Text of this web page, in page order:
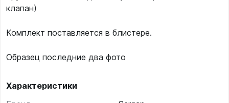
клапан)
Комплект поставляется в блистере.
Образец последние два фото
Характеристики